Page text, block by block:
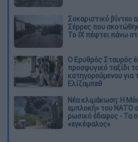
Σοκαριστικό βίντεο
Σέρρες που
Το ΙΧ πέφτει πάνω
Ο Ερυθρός Σταυρός
προσφυγικό ταξίδι
κατηγορούμενου για
Ελίζαμπεθ
Νέα κλιμάκωση: Η
εμπλοκή» του ΝΑΤΟ
ρωσικό έδαφος - Τα
«εγκέφαλος»